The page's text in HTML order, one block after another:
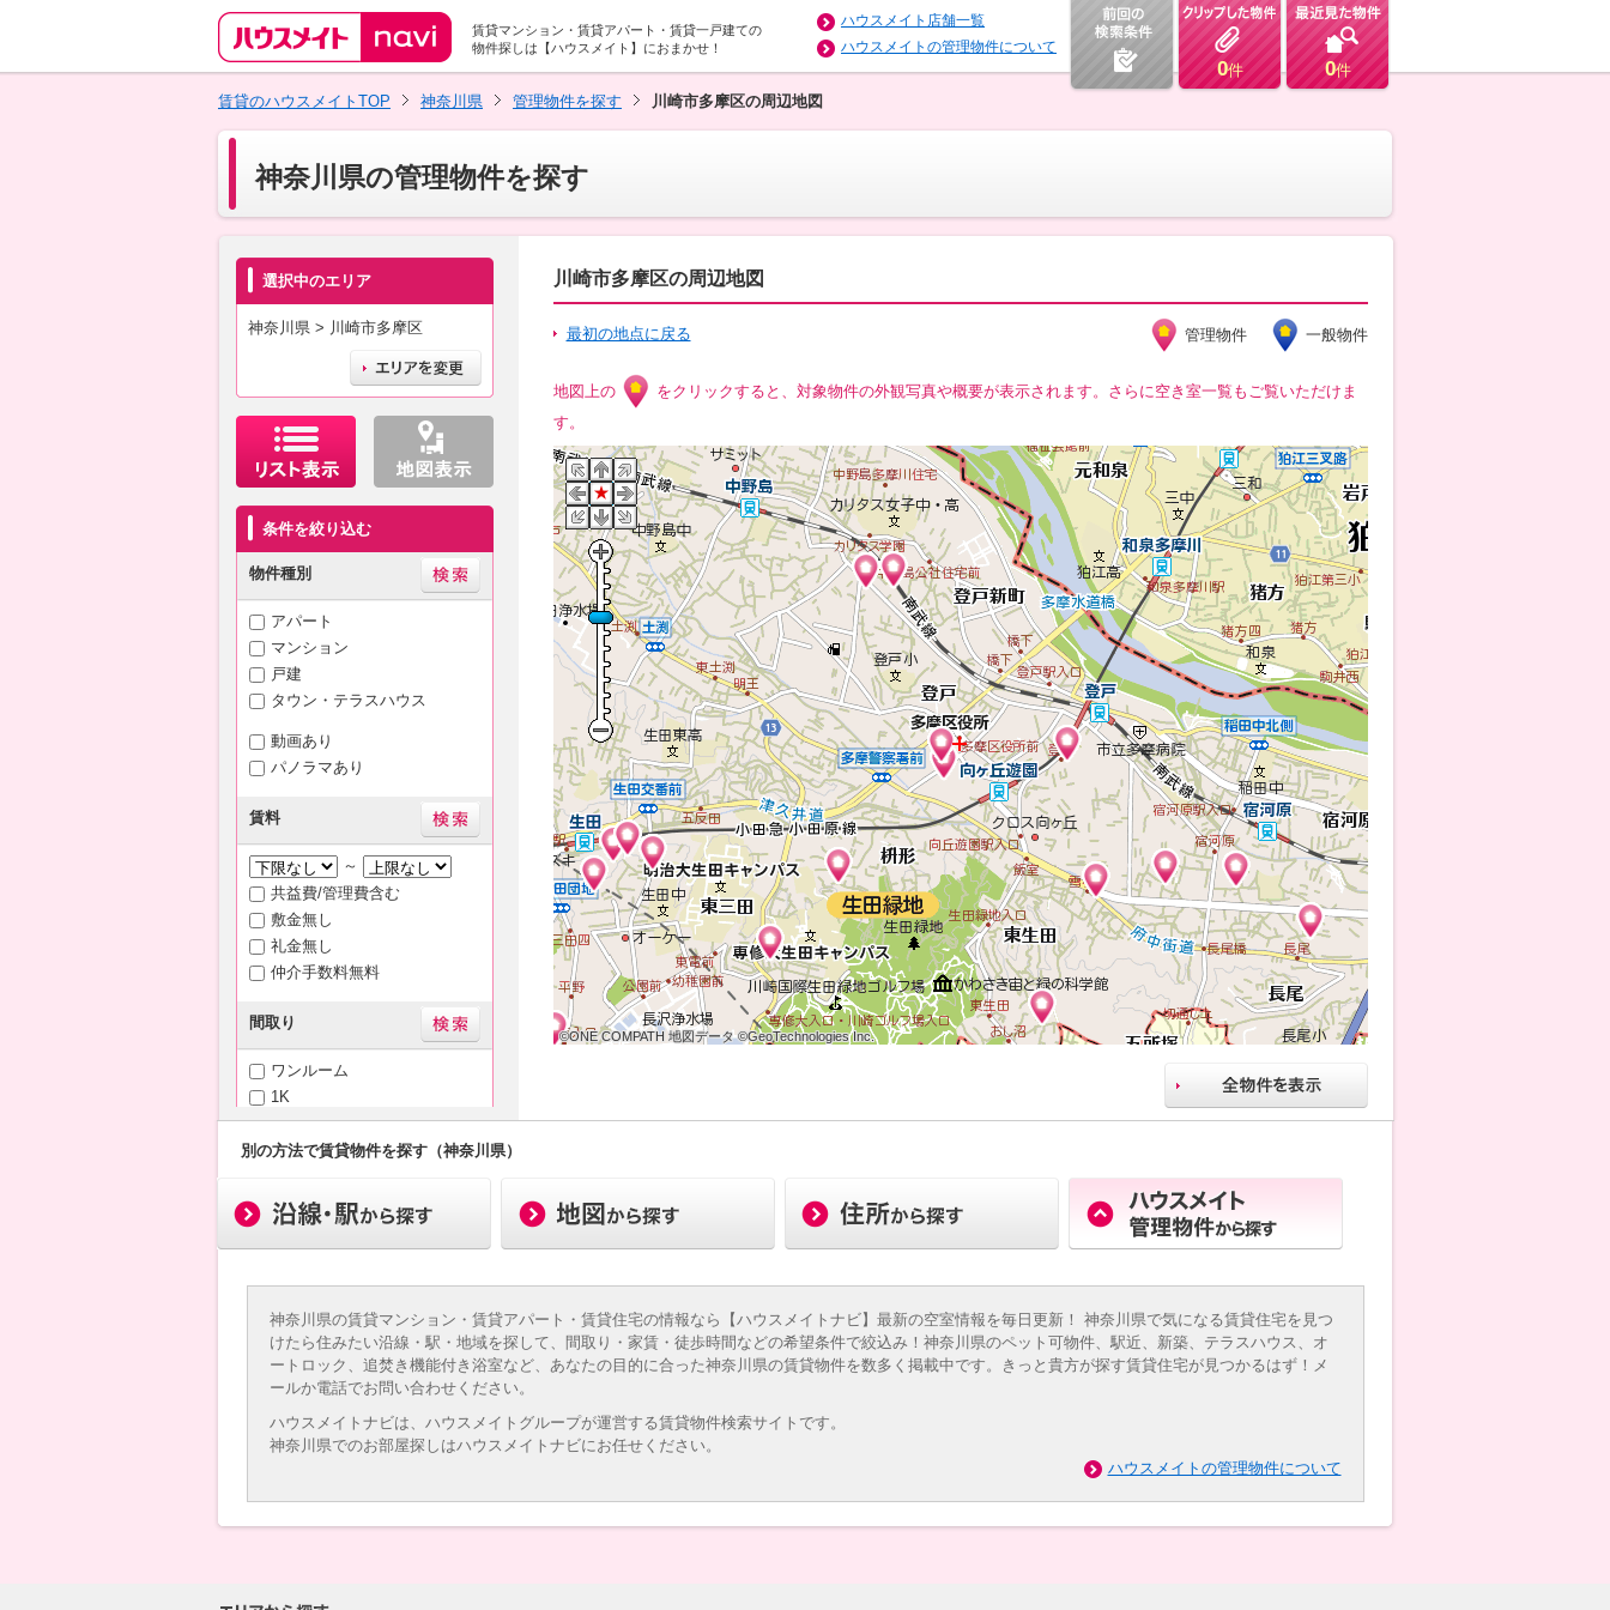
賃貸マンション・賃貸アパート・賃貸一戸建ての
物件探しは【ハウスメイト】におまかせ！
ハウスメイト店舗一覧
ハウスメイトの管理物件について
0件 0件
賃貸のハウスメイトTOP
神奈川県 管理物件を探す 川崎市多摩区の周辺地図
神奈川県の管理物件を探す
選択中のエリア
神奈川県 > 川崎市多摩区
条件を絞り込む
物件種別
アパート
マンション
戸建
タウン・テラスハウス
動画あり
パノラマあり
賃料
～
共益費/管理費含む
敷金無し
礼金無し
仲介手数料無料
間取り
ワンルーム
1K
1DK（+S）
1LDK（+S）
2DK（+S）
2LDK（+S）
3K
4K以上
専有面積
～
築年月
15年以内
川崎市多摩区の周辺地図
最初の地点に戻る 管理物件 一般物件
地図上の
をクリックすると、対象物件の外観写真や概要が表示されます。さらに空き室一覧もご覧いただけま
す。
©ONE COMPATH 地図データ ©GeoTechnologies Inc.
©ONE COMPATH 地図データ ©GeoTechnologies Inc.
©ONE COMPATH 地図データ ©GeoTechnologies Inc.
©ONE COMPATH 地図データ ©GeoTechnologies Inc.
©ONE COMPATH 地図データ ©GeoTechnologies Inc.
©ONE COMPATH 地図データ ©GeoTechnologies Inc.
©ONE COMPATH 地図データ ©GeoTechnologies Inc.
©ONE COMPATH 地図データ ©GeoTechnologies Inc.
©ONE COMPATH 地図データ ©GeoTechnologies Inc.
別の方法で賃貸物件を探す（神奈川県）
神奈川県の賃貸マンション・賃貸アパート・賃貸住宅の情報なら【ハウスメイトナビ】最新の空室情報を毎日更新！ 神奈川県で気になる賃貸住宅を見つ
けたら住みたい沿線・駅・地域を探して、間取り・家賃・徒歩時間などの希望条件で絞込み！神奈川県のペット可物件、駅近、新築、テラスハウス、オ
ートロック、追焚き機能付き浴室など、あなたの目的に合った神奈川県の賃貸物件を数多く掲載中です。きっと貴方が探す賃貸住宅が見つかるはず！メ
ールか電話でお問い合わせください。
ハウスメイトナビは、ハウスメイトグループが運営する賃貸物件検索サイトです。
神奈川県でのお部屋探しはハウスメイトナビにお任せください。
ハウスメイトの管理物件について